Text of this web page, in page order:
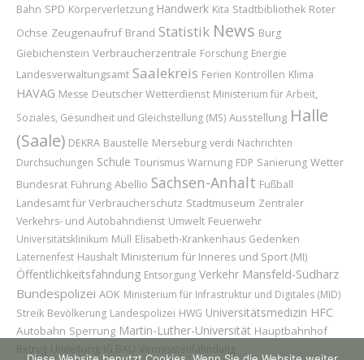
Bahn SPD Körperverletzung Handwerk Kita Stadtbibliothek Roter
Ochse Zeugenaufruf Brand Statistik News Burg
Giebichenstein Verbraucherzentrale Forschung Energie
Landesverwaltungsamt Saalekreis Ferien Kontrollen Klima
HAVAG Messe Deutscher Wetterdienst Ministerium für Arbeit,
Soziales, Gesundheit und Gleichstellung (MS) Ausstellung Halle
(Saale) DEKRA Baustelle Merseburg verdi Nachrichten
Durchsuchungen Schule Tourismus Warnung FDP Sanierung Wetter
Bundesrat Führung Abellio Sachsen-Anhalt Fußball
Landesamt für Verbraucherschutz Stadtmuseum Zentraler
Verkehrs- und Autobahndienst Umwelt Feuerwehr
Universitätsklinikum Müll Elisabeth-Krankenhaus Gedenken
Laternenfest Haushalt Ministerium für Inneres und Sport (MI)
Öffentlichkeitsfahndung Entsorgung Verkehr Mansfeld-Südharz
Bundespolizei AOK Ministerium für Infrastruktur und Digitales (MID)
Streik Bevölkerung Landespolizei HWG Universitätsmedizin HFC
Autobahn Sperrung Martin-Luther-Universität Hauptbahnhof